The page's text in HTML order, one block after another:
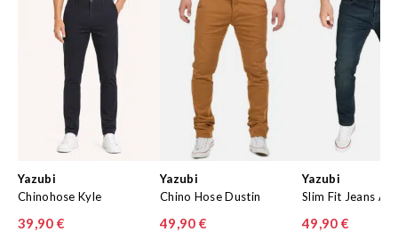
Yazubi
Chinohose Kyle
39,90 €
Yazubi
Chino Hose Dustin
49,90 €
Yazubi
Slim Fit Jeans
49,90 €